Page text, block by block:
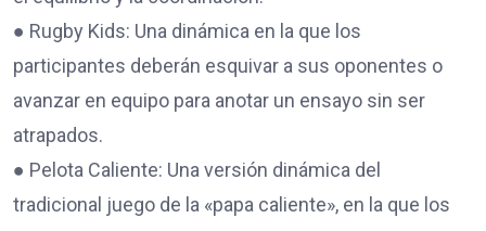
● Rugby Kids: Una dinámica en la que los
participantes deberán esquivar a sus oponentes o
avanzar en equipo para anotar un ensayo sin ser
atrapados.
● Pelota Caliente: Una versión dinámica del
tradicional juego de la «papa caliente», en la que los